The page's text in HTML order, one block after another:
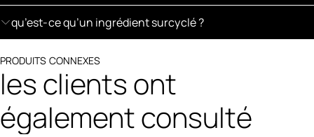
qu’est-ce qu’un ingrédient surcyclé ?
PRODUITS CONNEXES
les clients ont
également consulté